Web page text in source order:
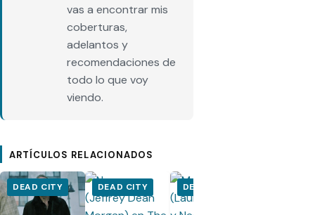
vas a encontrar mis
coberturas,
adelantos y
recomendaciones de
todo lo que voy
viendo.
ARTÍCULOS RELACIONADOS
DEAD CITY DEAD CITY DEAD CITY